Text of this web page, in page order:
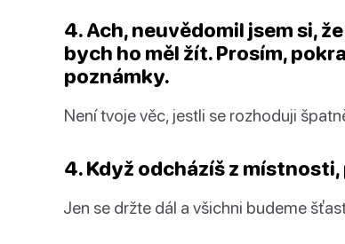
4. Ach, neuvědomil jsem si,
bych ho měl žít. Prosím,
poznámky.
Není tvoje věc, jestli se rozhoduji
4. Když odcházíš z
Jen se držte dál a všichni budeme